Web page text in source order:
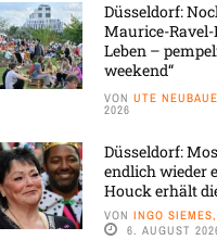
Düsseldorf:
Maurice-Ravel-
Leben –
weekend“
VON UTE
2026
Düsseldorf:
endlich wieder
Houck erhält
VON INGO
6. AUGUST